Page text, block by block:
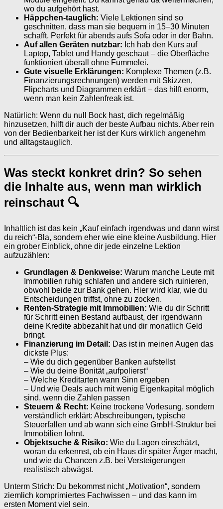
wo du aufgehört hast.
Häppchen-tauglich: Viele Lektionen sind so
geschnitten, dass man sie bequem in 15–30 Minuten
schafft. Perfekt für abends aufs Sofa oder in der Bahn.
Auf allen Geräten nutzbar: Ich hab den Kurs auf
Laptop, Tablet und Handy geschaut – die Oberfläche
funktioniert überall ohne Fummelei.
Gute visuelle Erklärungen: Komplexe Themen (z.B.
Finanzierungsrechnungen) werden mit Skizzen,
Flipcharts und Diagrammen erklärt – das hilft enorm,
wenn man kein Zahlenfreak ist.
Natürlich: Wenn du null Bock hast, dich regelmäßig
hinzusetzen, hilft dir auch der beste Aufbau nichts. Aber rein
von der Bedienbarkeit her ist der Kurs wirklich angenehm
und alltagstauglich.
Was steckt konkret drin? So sehen
die Inhalte aus, wenn man wirklich
reinschaut 🔍
Inhaltlich ist das kein „Kauf einfach irgendwas und dann wirst
du reich“-Bla, sondern eher wie eine kleine Ausbildung. Hier
ein grober Einblick, ohne dir jede einzelne Lektion
aufzuzählen:
Grundlagen & Denkweise: Warum manche Leute mit
Immobilien ruhig schlafen und andere sich ruinieren,
obwohl beide zur Bank gehen. Hier wird klar, wie du
Entscheidungen triffst, ohne zu zocken.
Renten-Strategie mit Immobilien: Wie du dir Schritt
für Schritt einen Bestand aufbaust, der irgendwann
deine Kredite abbezahlt hat und dir monatlich Geld
bringt.
Finanzierung im Detail: Das ist in meinen Augen das
dickste Plus:
– Wie du dich gegenüber Banken aufstellst
– Wie du deine Bonität „aufpolierst“
– Welche Kreditarten wann Sinn ergeben
– Und wie Deals auch mit wenig Eigenkapital möglich
sind, wenn die Zahlen passen
Steuern & Recht: Keine trockene Vorlesung, sondern
verständlich erklärt: Abschreibungen, typische
Steuerfallen und ab wann sich eine GmbH-Struktur bei
Immobilien lohnt.
Objektsuche & Risiko: Wie du Lagen einschätzt,
woran du erkennst, ob ein Haus dir später Ärger macht,
und wie du Chancen z.B. bei Versteigerungen
realistisch abwägst.
Unterm Strich: Du bekommst nicht „Motivation“, sondern
ziemlich komprimiertes Fachwissen – und das kann im
ersten Moment viel sein.